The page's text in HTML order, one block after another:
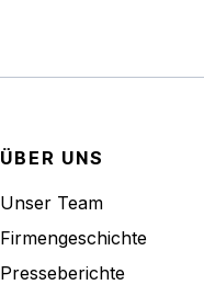
ÜBER UNS
Unser Team
Firmengeschichte
Presseberichte